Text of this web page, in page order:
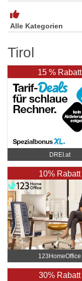
Alle Kategorien
Tirol
15 % Rabatt
DREI.at
10% Rabatt
123HomeOffice
30% Rabatt